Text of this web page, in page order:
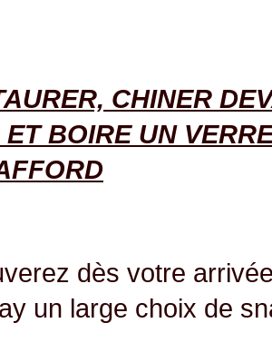
CHINER
ET BOIRE UN
dès votre
un large choix de